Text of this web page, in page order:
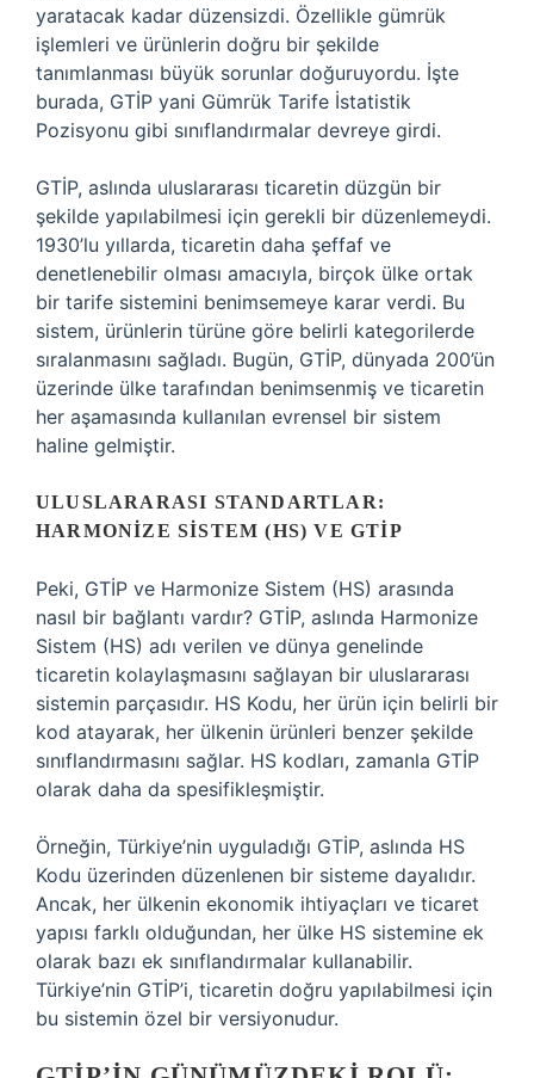
yaratacak kadar düzensizdi. Özellikle gümrük
işlemleri ve ürünlerin doğru bir şekilde
tanımlanması büyük sorunlar doğuruyordu. İşte
burada, GTİP yani Gümrük Tarife İstatistik
Pozisyonu gibi sınıflandırmalar devreye girdi.
GTİP, aslında uluslararası ticaretin düzgün bir
şekilde yapılabilmesi için gerekli bir düzenlemeydi.
1930’lu yıllarda, ticaretin daha şeffaf ve
denetlenebilir olması amacıyla, birçok ülke ortak
bir tarife sistemini benimsemeye karar verdi. Bu
sistem, ürünlerin türüne göre belirli kategorilerde
sıralanmasını sağladı. Bugün, GTİP, dünyada 200’ün
üzerinde ülke tarafından benimsenmiş ve ticaretin
her aşamasında kullanılan evrensel bir sistem
haline gelmiştir.
ULUSLARARASI STANDARTLAR:
HARMONIZE SISTEM (HS) VE GTİP
Peki, GTİP ve Harmonize Sistem (HS) arasında
nasıl bir bağlantı vardır? GTİP, aslında Harmonize
Sistem (HS) adı verilen ve dünya genelinde
ticaretin kolaylaşmasını sağlayan bir uluslararası
sistemin parçasıdır. HS Kodu, her ürün için belirli bir
kod atayarak, her ülkenin ürünleri benzer şekilde
sınıflandırmasını sağlar. HS kodları, zamanla GTİP
olarak daha da spesifikleşmiştir.
Örneğin, Türkiye’nin uyguladığı GTİP, aslında HS
Kodu üzerinden düzenlenen bir sisteme dayalıdır.
Ancak, her ülkenin ekonomik ihtiyaçları ve ticaret
yapısı farklı olduğundan, her ülke HS sistemine ek
olarak bazı ek sınıflandırmalar kullanabilir.
Türkiye’nin GTİP’i, ticaretin doğru yapılabilmesi için
bu sistemin özel bir versiyonudur.